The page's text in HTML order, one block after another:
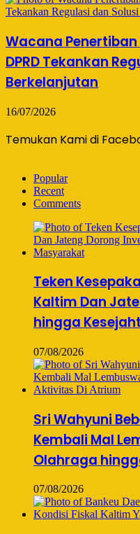
Wacana
DPRD Tekankan
Berkelanjutan
16/07/2026
Temukan Kami di
Popular
Recent
Comments
Teken
Kaltim Dan
hingga
07/08/2026
Sri Wahyuni
Kembali Mal
Olahraga
07/08/2026